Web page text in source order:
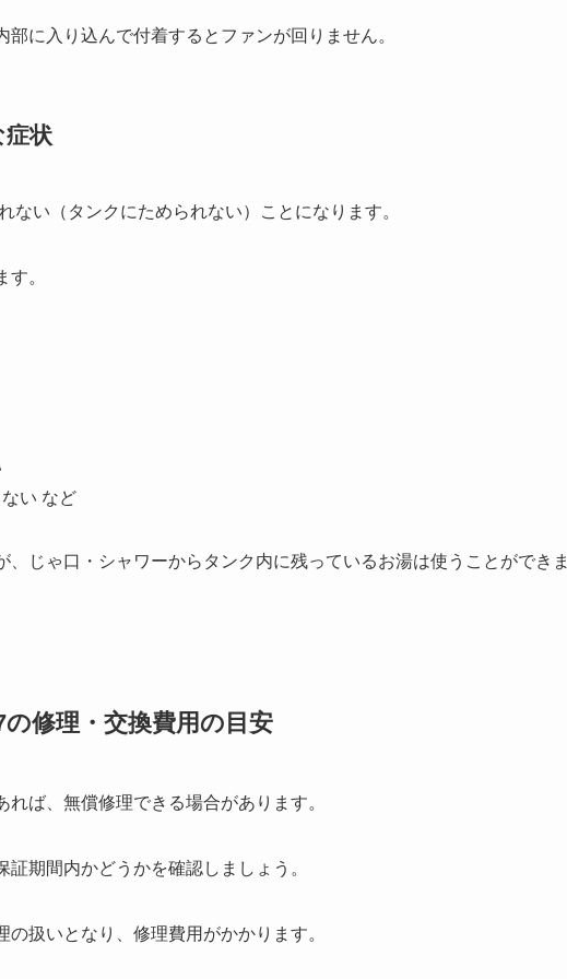
に入り込んで付着するとファンが回りません。
症状
ない（タンクにためられない）ことになります。
。
い など
じゃ口・シャワーからタンク内に残っているお湯は使うことができま
修理・交換費用の目安
ば、無償修理できる場合があります。
期間内かどうかを確認しましょう。
扱いとなり、修理費用がかかります。